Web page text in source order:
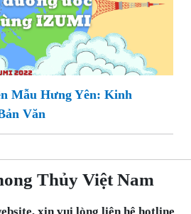
Mẫu Hưng Yên: Kinh
Văn
Thủy Việt Nam